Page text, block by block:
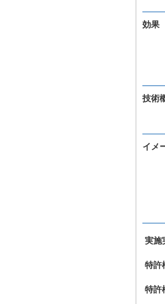
効果
技術
イメ
実
特
特許